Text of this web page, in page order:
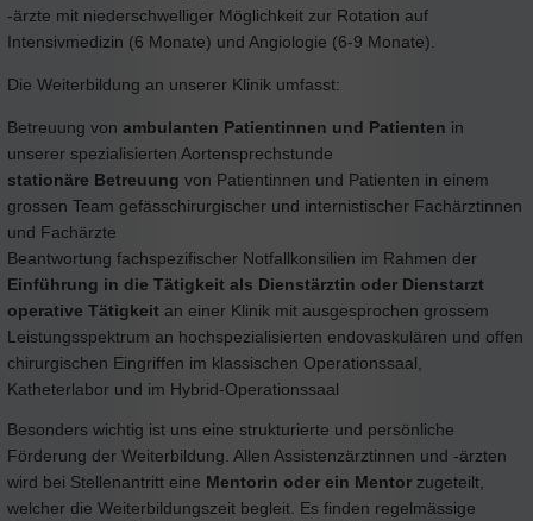
-ärzte mit niederschwelliger Möglichkeit zur Rotation auf
Intensivmedizin (6 Monate) und Angiologie (6-9 Monate).
Die Weiterbildung an unserer Klinik umfasst:
Betreuung von ambulanten Patientinnen und Patienten in
unserer spezialisierten Aortensprechstunde
stationäre Betreuung von Patientinnen und Patienten in einem
grossen Team gefässchirurgischer und internistischer Fachärztinnen
und Fachärzte
Beantwortung fachspezifischer Notfallkonsilien im Rahmen der
Einführung in die Tätigkeit als Dienstärztin oder Dienstarzt
operative Tätigkeit an einer Klinik mit ausgesprochen grossem
Leistungsspektrum an hochspezialisierten endovaskulären und offen
chirurgischen Eingriffen im klassischen Operationssaal,
Katheterlabor und im Hybrid-Operationssaal
Besonders wichtig ist uns eine strukturierte und persönliche
Förderung der Weiterbildung. Allen Assistenzärztinnen und -ärzten
wird bei Stellenantritt eine Mentorin oder ein Mentor zugeteilt,
welcher die Weiterbildungszeit begleit. Es finden regelmässige